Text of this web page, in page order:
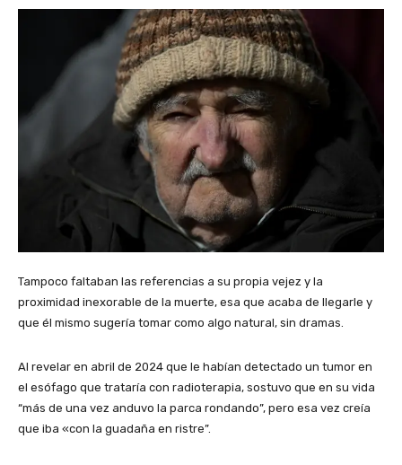
Tampoco faltaban las referencias a su propia vejez y la
proximidad inexorable de la muerte, esa que acaba de llegarle y
que él mismo sugería tomar como algo natural, sin dramas.
Al revelar en abril de 2024 que le habían detectado un tumor en
el esófago que trataría con radioterapia, sostuvo que en su vida
“más de una vez anduvo la parca rondando”, pero esa vez creía
que iba «con la guadaña en ristre”.